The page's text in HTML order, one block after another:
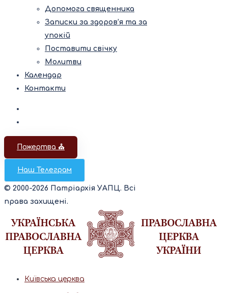
Допомога священника
Записки за здоров’я та за
упокій
Поставити свічку
Молитви
Календар
Контакти
Пожертва ⛪️
Наш Телеграм
© 2000-2026 Патріархія УАПЦ. Всі
права захищені.
Київська церква